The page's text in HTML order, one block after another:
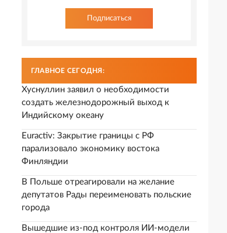
Подписаться
ГЛАВНОЕ СЕГОДНЯ:
Хуснуллин заявил о необходимости
создать железнодорожный выход к
Индийскому океану
Euractiv: Закрытие границы с РФ
парализовало экономику востока
Финляндии
В Польше отреагировали на желание
депутатов Рады переименовать польские
города
Вышедшие из-под контроля ИИ-модели